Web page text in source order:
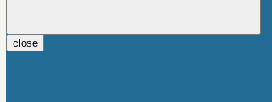
close